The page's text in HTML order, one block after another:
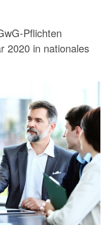
Pflichten
2020 in nationales